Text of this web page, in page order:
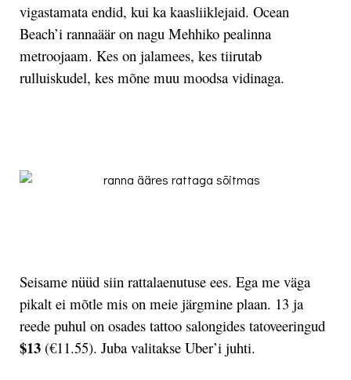
vigastamata endid, kui ka kaasliiklejaid. Ocean
Beach’i rannaäär on nagu Mehhiko pealinna
metroojaam. Kes on jalamees, kes tiirutab
rulluiskudel, kes mõne muu moodsa vidinaga.
Seisame nüüd siin rattalaenutuse ees. Ega me väga
pikalt ei mõtle mis on meie järgmine plaan. 13 ja
reede puhul on osades tattoo salongides tatoveeringud
$13(€11.55). Juba valitakse Uber’i juhti.